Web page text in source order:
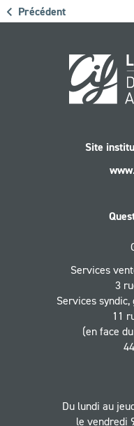
Précédent
Site
Services
3
Services
11
(en face
Du lundi au
le vendredi